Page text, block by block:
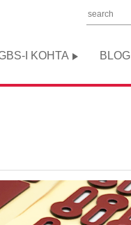
I KOHTA BLOGI